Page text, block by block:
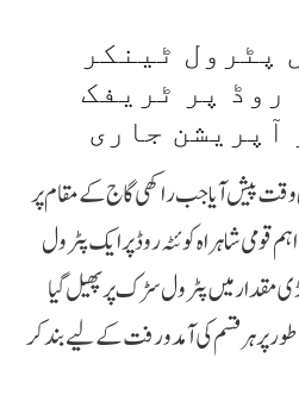
پٹرول ٹینکر
روڈ پر ٹریفک
آپریشن جاری
وقت پیش آیا جب راکھی گاج کے مقام پر
قومی شاہراہ کوئٹہ روڈ پر ایک پٹرول
مقدار میں پٹرول سڑک پر پھیل گیا
پر ہر قسم کی آمد و رفت کے لیے بند کر